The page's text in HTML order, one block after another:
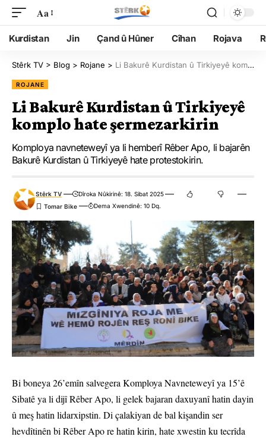
Aa
Kurdistan Jin Çand û Hûner Cîhan Rojava
Stêrk TV > Blog > Rojane > Li Bakurê Kurdistan û Tirkiyeyê komplo hate şermezarkirin
ROJANE
Li Bakurê Kurdistan û Tirkiyeyê
komplo hate şermezarkirin
Komploya navneteweyî ya li hemberî Rêber Apo, li bajarên
Bakurê Kurdistan û Tirkiyeyê hate protestokirin.
Stêrk TV
Dîroka Nûkirinê: 18. Sibat 2025
Dema Xwendinê: 10 Dq.
Bi boneya 26’emîn salvegera Komploya Navneteweyî ya 15’ê
Sibatê ya li dijî Rêber Apo, li gelek bajaran daxuyanî hatin dayin
û meş hatin lidarxipstin. Di çalakiyan de bal kişandin ser
hevdîtinên bi Rêber Apo re hatin kirin, hate xwestin ku tecrîda